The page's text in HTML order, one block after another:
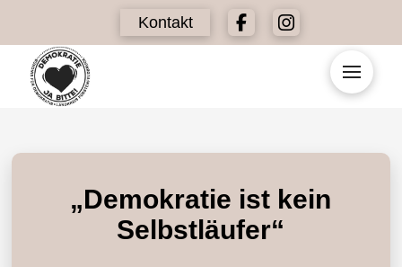
Kontakt
„Demokratie ist kein
Selbstläufer“